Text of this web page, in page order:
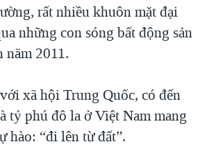
rất nhiều khuôn mặt đại
những con sóng bất động sản
năm 2011.
xã hội Trung Quốc, có đến
tỷ phú đô la ở Việt Nam mang
hào: “đi lên từ đất”.